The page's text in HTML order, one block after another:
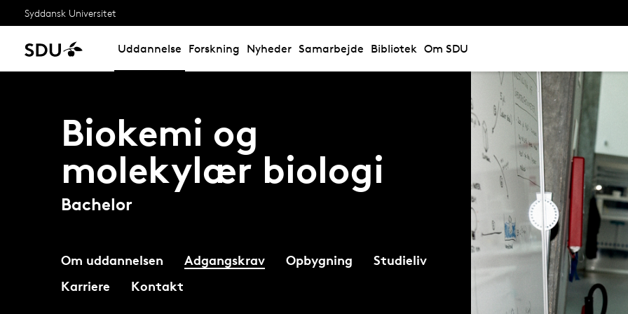
Syddansk Universitet
Uddannelse Forskning Nyheder Samarbejde Bibliotek Om SDU
Biokemi og
molekylær biologi
Bachelor
Om uddannelsen Adgangskrav Opbygning
Studieliv
Karriere
Kontakt